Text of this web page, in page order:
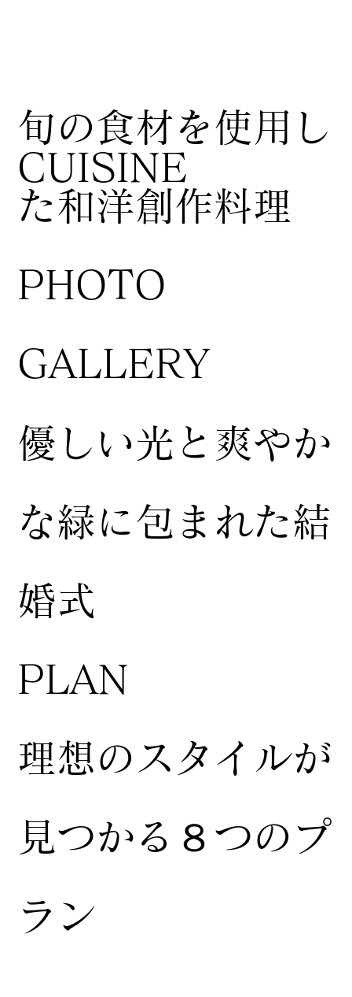
CUISINE
​旬の食材を使用し
た和洋創作料理
​PHOTO
GALLERY
​優しい光と爽やか
な緑に包まれた結
婚式
​PLAN
​理想のスタイルが
見つかる８つのプ
ラン